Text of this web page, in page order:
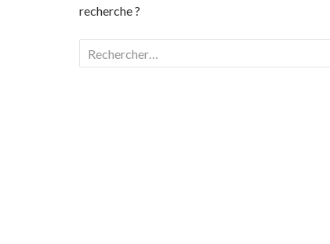
recherche ?
Rechercher :